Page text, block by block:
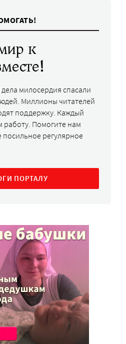
к
милосердия спасали
Миллионы читателей
поддержку. Каждый
Помогите нам
регулярное
ПОРТАЛУ